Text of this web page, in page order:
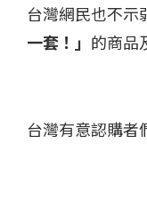
台灣網民也不示
一套！」 的商品
台灣有意認購者